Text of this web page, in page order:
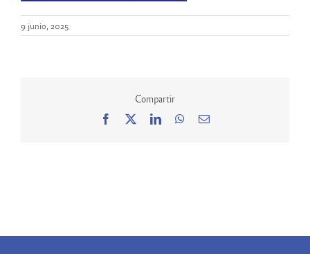
9 junio, 2025
Compartir
Facebook LinkedInWhatsApp
Correo